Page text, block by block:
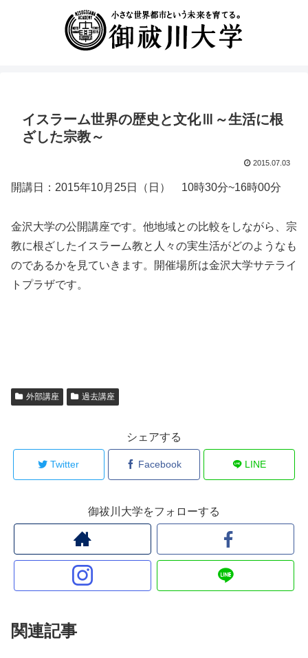
イスラーム世界の歴史と文化Ⅲ～生活に根
ざした宗教～
2015.07.03
開講日：2015年10月25日（日） 10時30分~16時00分
金沢大学の公開講座です。他地域との比較をしながら、宗
教に根ざしたイスラーム教と人々の実生活がどのようなも
のであるかを見ていきます。開催場所は金沢大学サテライ
トプラザです。
外部講座 過去講座
シェアする
Twitter Facebook LINE
御祓川大学をフォローする
関連記事